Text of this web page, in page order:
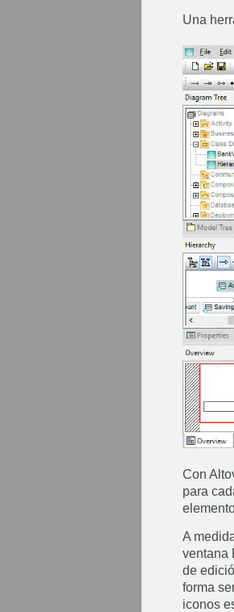
Una
Con
para
A
ventana
de
forma
iconos